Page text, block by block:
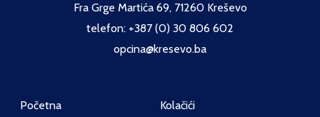
Fra Grge Martića 69, 71260 Kreševo
telefon: +387 (0) 30 806 602
opcina@kresevo.ba
Početna
Kolačići